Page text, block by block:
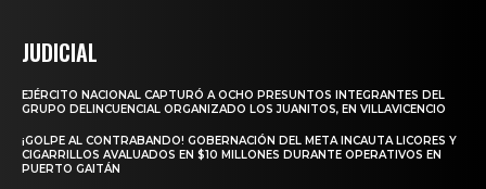
JUDICIAL
EJÉRCITO NACIONAL CAPTURÓ A OCHO PRESUNTOS INTEGRANTES DEL
GRUPO DELINCUENCIAL ORGANIZADO LOS JUANITOS, EN VILLAVICENCIO
¡GOLPE AL CONTRABANDO! GOBERNACIÓN DEL META INCAUTA LICORES Y
CIGARRILLOS AVALUADOS EN $10 MILLONES DURANTE OPERATIVOS EN
PUERTO GAITÁN